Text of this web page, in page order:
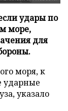
удары по
море,
для
моря, к
ударные
указало